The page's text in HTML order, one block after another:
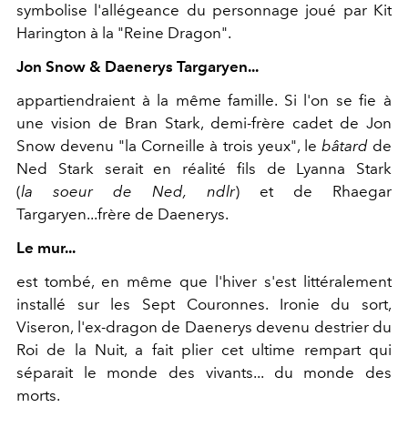
symbolise l'allégeance du personnage joué par Kit
Harington à la "Reine Dragon".
Jon Snow & Daenerys Targaryen...
appartiendraient à la même famille. Si l'on se fie à
une vision de Bran Stark, demi-frère cadet de Jon
Snow devenu "la Corneille à trois yeux", le bâtardde
Ned Stark serait en réalité fils de Lyanna Stark
(la soeur de Ned, ndlr) et de Rhaegar
Targaryen...frère de Daenerys.
Le mur...
est tombé, en même que l'hiver s'est littéralement
installé sur les Sept Couronnes. Ironie du sort,
Viseron, l'ex-dragon de Daenerys devenu destrier du
Roi de la Nuit, a fait plier cet ultime rempart qui
séparait le monde des vivants... du monde des
morts.